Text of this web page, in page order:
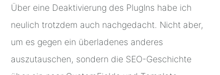
Über eine Deaktivierung des PlugIns habe ich
neulich trotzdem auch nachgedacht. Nicht aber,
um es gegen ein überladenes anderes
auszutauschen, sondern die SEO-Geschichte